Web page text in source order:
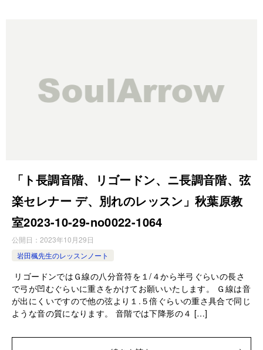
「ト長調音階、リゴードン、ニ長調音階、弦
楽セレナー デ、別れのレッスン」秋葉原教
室2023-10-29-no0022-1064
公開日： 2023年10月29日
岩田楓先生のレッスンノート
リゴードンではＧ線の八分音符を１/４から半弓ぐらいの長さ
で弓が凹むぐらいに重さをかけてお願いいたします。 Ｇ線は音
が出にくいですので他の弦より１.５倍ぐらいの重さ具合で同じ
ような音の質になります。 音階では下降形の４ […]